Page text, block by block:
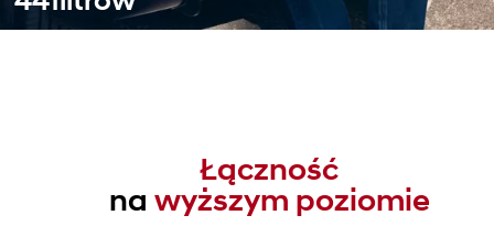
Łączność
na wyższym poziomie